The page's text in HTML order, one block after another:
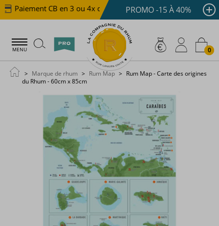
Paiement CB en 3 ou 4x dès 100 € Livraison offerte
PROMO -15 À 40%
MENU 0
Marque de rhum Rum Map
Rum Map - Carte des origines
du Rhum - 60cm x 85cm